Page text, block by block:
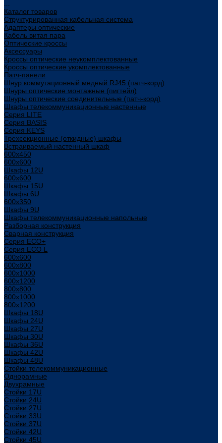
Каталог товаров
Структурированная кабельная система
Адаптеры оптические
Кабель витая пара
Оптические кроссы
Аксессуары
Кроссы оптические неукомплектованные
Кроссы оптические укомплектованные
Патч-панели
Шнур коммутационный медный RJ45 (патч-корд)
Шнуры оптические монтажные (пигтейл)
Шнуры оптические соединительные (патч-корд)
Шкафы телекоммуникационные настенные
Cерия LITE
Cерия BASIS
Cерия KEYS
Трехсекционные (откидные) шкафы
Встраиваемый настенный шкаф
600x450
600x600
Шкафы 12U
600x600
Шкафы 15U
Шкафы 6U
600x350
Шкафы 9U
Шкафы телекоммуникационные напольные
Разборная конструкция
Сварная конструкция
Серия ECO+
Серия ECO L
600x600
600x800
600х1000
600х1200
800x800
800х1000
800х1200
Шкафы 18U
Шкафы 24U
Шкафы 27U
Шкафы 30U
Шкафы 36U
Шкафы 42U
Шкафы 48U
Стойки телекоммуникационные
Однорамные
Двухрамные
Стойки 17U
Стойки 24U
Стойки 27U
Стойки 33U
Стойки 37U
Стойки 42U
Стойки 45U